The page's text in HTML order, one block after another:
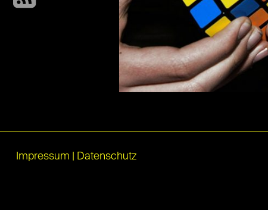
Impressum Datenschutz